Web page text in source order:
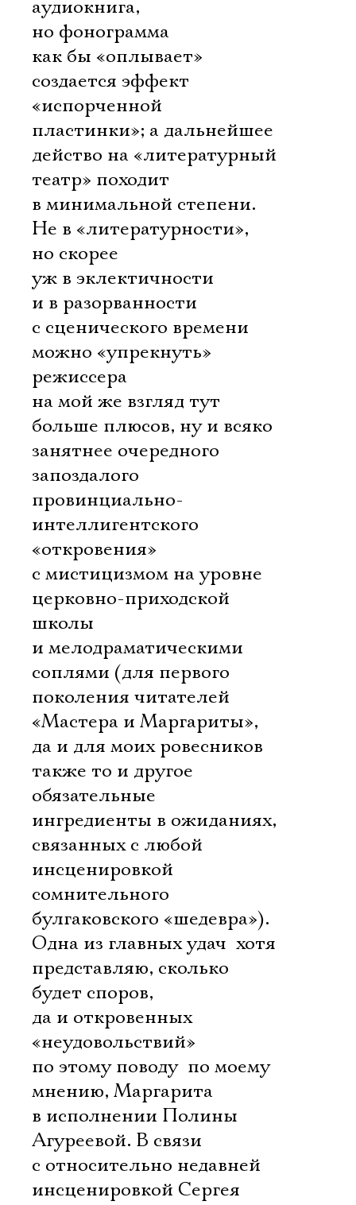
аудиокнига,
но фонограмма
как бы «оплывает» 
создается эффект
«испорченной
пластинки»; а дальнейшее
действо на «литературный
театр» походит
в минимальной степени.
Не в «литературности»,
но скорее
уж в эклектичности
и в разорванности
с сценического времени
можно «упрекнуть»
режиссера 
на мой же взгляд тут
больше плюсов, ну и всяко
занятнее очередного
запоздалого
провинциально-
интеллигентского
«откровения»
с мистицизмом на уровне
церковно-приходской
школы
и мелодраматическими
соплями (для первого
поколения читателей
«Мастера и Маргариты»,
да и для моих ровесников
также то и другое 
обязательные
ингредиенты в ожиданиях,
связанных с любой
инсценировкой
сомнительного
булгаковского «шедевра»).
Одна из главных удач  хотя
представляю, сколько
будет споров,
да и откровенных
«неудовольствий»
по этому поводу  по моему
мнению, Маргарита
в исполнении Полины
Агуреевой. В связи
с относительно недавней
инсценировкой Сергея